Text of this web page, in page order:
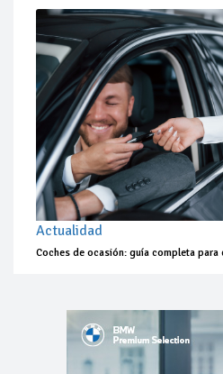
Actualidad
Coches de ocasión: guía completa para